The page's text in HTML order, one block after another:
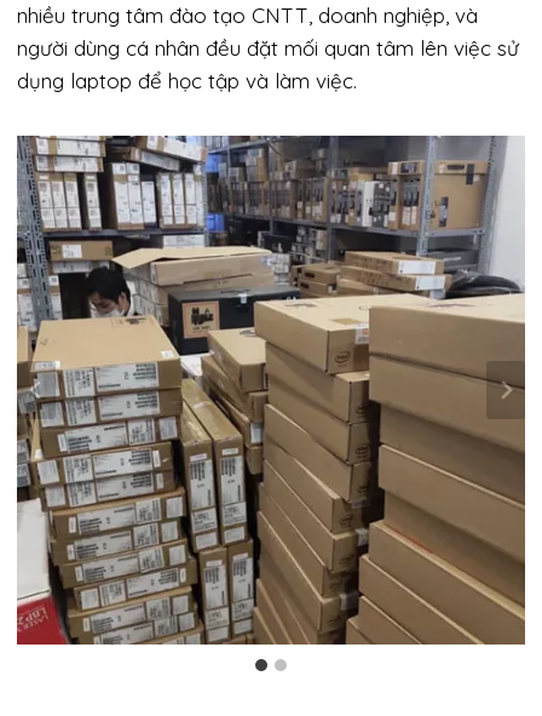
nhiều trung tâm đào tạo CNTT, doanh nghiệp, và
người dùng cá nhân đều đặt mối quan tâm lên việc sử
dụng laptop để học tập và làm việc.